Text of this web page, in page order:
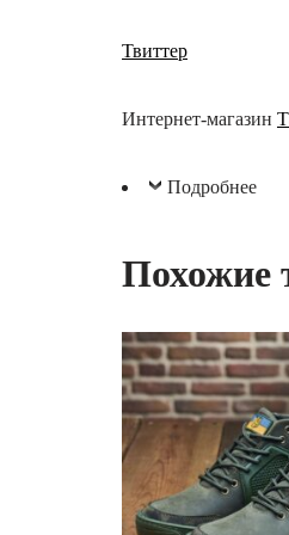
Твиттер
Интернет-магазин
Подробнее
Похожие